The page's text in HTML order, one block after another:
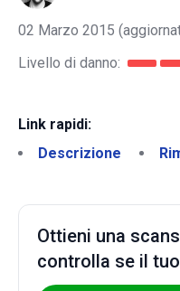
02 Marzo 2015
Livello di danno:
Link rapidi:
Descrizione
Ottieni una
controlla se il